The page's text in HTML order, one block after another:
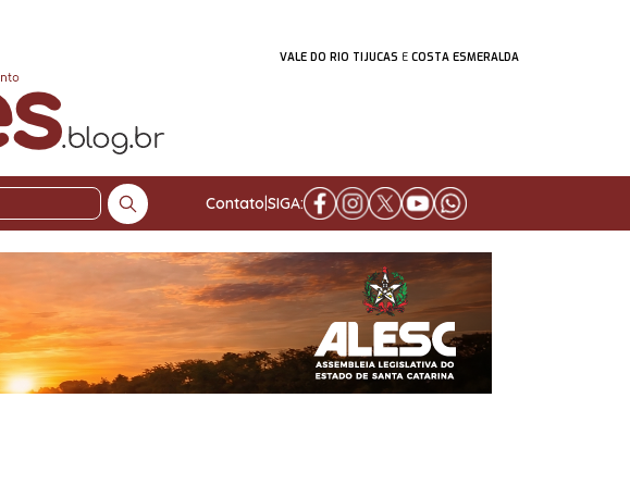
VALE DO RIO TIJUCAS E COSTA ESMERALDA
Contato SIGA: